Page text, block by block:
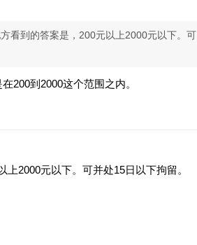
看到的答案是，200元以上2000元以下。可
200到2000这个范围之内。
2000元以下。可并处15日以下拘留。